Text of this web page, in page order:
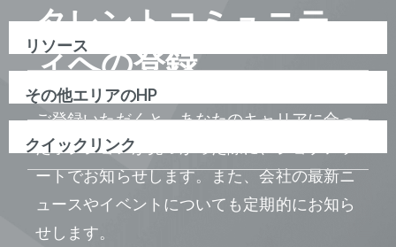
タレントコミュニテ
ィへの登録
ご登録いただくと、あなたのキャリアに合っ
たポジションが見つかった際に、ジョブアラ
ートでお知らせします。また、会社の最新ニ
ュースやイベントについても定期的にお知ら
せします。
リソース
その他エリアのHP
クイックリンク